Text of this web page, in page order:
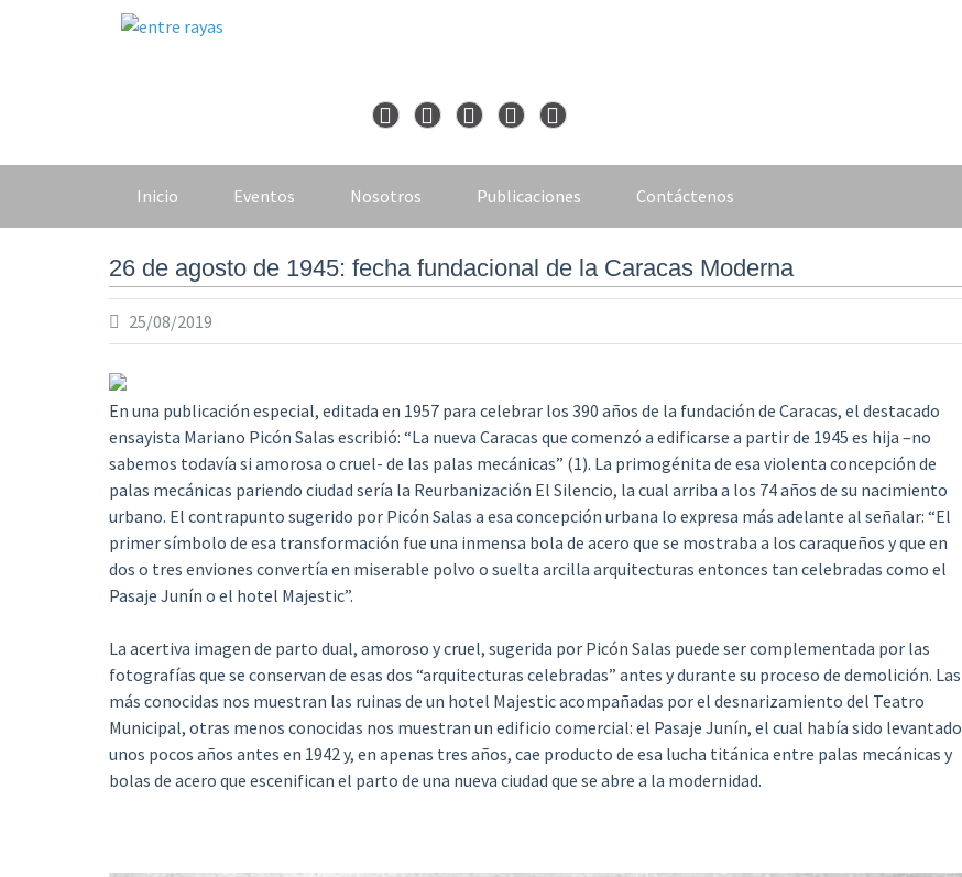
Inicio Eventos Nosotros Publicaciones Contáctenos
26 de agosto de 1945: fecha fundacional de la Caracas Moderna
25/08/2019
En una publicación especial, editada en 1957 para celebrar los 390 años de la fundación de Caracas, el destacado
ensayista Mariano Picón Salas escribió: “La nueva Caracas que comenzó a edificarse a partir de 1945 es hija –no
sabemos todavía si amorosa o cruel- de las palas mecánicas” (1). La primogénita de esa violenta concepción de
palas mecánicas pariendo ciudad sería la Reurbanización El Silencio, la cual arriba a los 74 años de su nacimiento
urbano. El contrapunto sugerido por Picón Salas a esa concepción urbana lo expresa más adelante al señalar: “El
primer símbolo de esa transformación fue una inmensa bola de acero que se mostraba a los caraqueños y que en
dos o tres enviones convertía en miserable polvo o suelta arcilla arquitecturas entonces tan celebradas como el
Pasaje Junín o el hotel Majestic”.
La acertiva imagen de parto dual, amoroso y cruel, sugerida por Picón Salas puede ser complementada por las
fotografías que se conservan de esas dos “arquitecturas celebradas” antes y durante su proceso de demolición. Las
más conocidas nos muestran las ruinas de un hotel Majestic acompañadas por el desnarizamiento del Teatro
Municipal, otras menos conocidas nos muestran un edificio comercial: el Pasaje Junín, el cual había sido levantado
unos pocos años antes en 1942 y, en apenas tres años, cae producto de esa lucha titánica entre palas mecánicas y
bolas de acero que escenifican el parto de una nueva ciudad que se abre a la modernidad.